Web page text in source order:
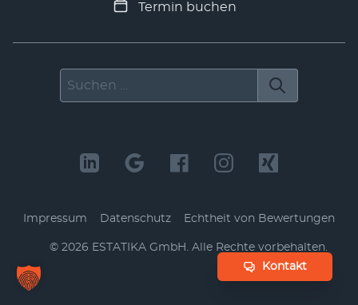
Kontakt
Termin buchen
LinkedIn FacebookInstagramXing
Impressum Datenschutz Echtheit von Bewertungen
© 2026 ESTATIKA GmbH. Alle Rechte vorbehalten.